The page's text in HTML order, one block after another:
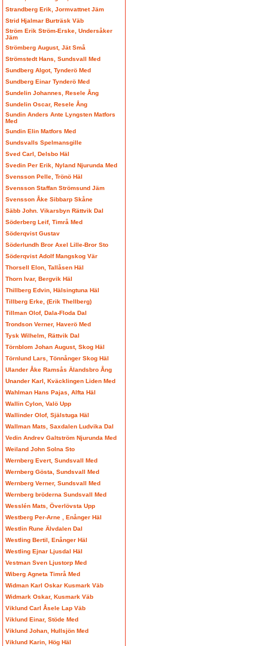
Strandberg Erik, Jormvattnet Jäm
Strid Hjalmar Burträsk Väb
Ström Erik Ström-Erske, Undersåker
Jäm
Strömberg August, Jät Små
Strömstedt Hans, Sundsvall Med
Sundberg Algot, Tynderö Med
Sundberg Einar Tynderö Med
Sundelin Johannes, Resele Ång
Sundelin Oscar, Resele Ång
Sundin Anders Ante Lyngsten Matfors
Med
Sundin Elin Matfors Med
Sundsvalls Spelmansgille
Sved Carl, Delsbo Häl
Svedin Per Erik, Nyland Njurunda Med
Svensson Pelle, Trönö Häl
Svensson Staffan Strömsund Jäm
Svensson Åke Sibbarp Skåne
Säbb John. Vikarsbyn Rättvik Dal
Söderberg Leif, Timrå Med
Söderqvist Gustav
Söderlundh Bror Axel Lille-Bror Sto
Söderqvist Adolf Mangskog Vär
Thorsell Elon, Tallåsen Häl
Thorn Ivar, Bergvik Häl
Thillberg Edvin, Hälsingtuna Häl
Tillberg Erke, (Erik Thellberg)
Tillman Olof, Dala-Floda Dal
Trondson Verner, Haverö Med
Tysk Wilhelm, Rättvik Dal
Törnblom Johan August, Skog Häl
Törnlund Lars, Tönnånger Skog Häl
Ulander Åke Ramsås Älandsbro Ång
Unander Karl, Kväcklingen Liden Med
Wahlman Hans Pajas, Alfta Häl
Wallin Cylon, Valö Upp
Wallinder Olof, Själstuga Häl
Wallman Mats, Saxdalen Ludvika Dal
Vedin Andrev Galtström Njurunda Med
Weiland John Solna Sto
Wernberg Evert, Sundsvall Med
Wernberg Gösta, Sundsvall Med
Wernberg Verner, Sundsvall Med
Wernberg bröderna Sundsvall Med
Wesslén Mats, Överlövsta Upp
Westberg Per-Arne , Enånger Häl
Westlin Rune Älvdalen Dal
Westling Bertil, Enånger Häl
Westling Ejnar Ljusdal Häl
Vestman Sven Ljustorp Med
Wiberg Agneta Timrå Med
Widman Karl Oskar Kusmark Väb
Widmark Oskar, Kusmark Väb
Viklund Carl Åsele Lap Väb
Viklund Einar, Stöde Med
Viklund Johan, Hullsjön Med
Viklund Karin, Hög Häl